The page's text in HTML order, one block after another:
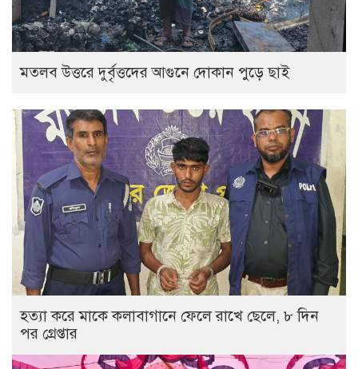
‎মতলব উত্তরে দুর্বৃত্তদের আগুনে দোকান পুড়ে ছাই
হত্যা করে মাকে কলাবাগানে ফেলে রাখে ছেলে, ৮ দিন
পর গ্রেপ্তার